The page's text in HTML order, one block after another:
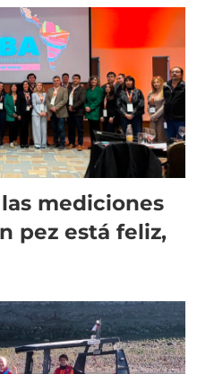
mediciones
pez está feliz,